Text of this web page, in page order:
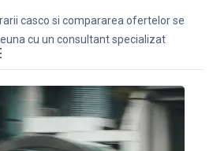
casco si compararea ofertelor se
cu un consultant specializat